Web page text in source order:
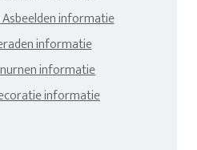
informatie
informatie
informatie
informatie